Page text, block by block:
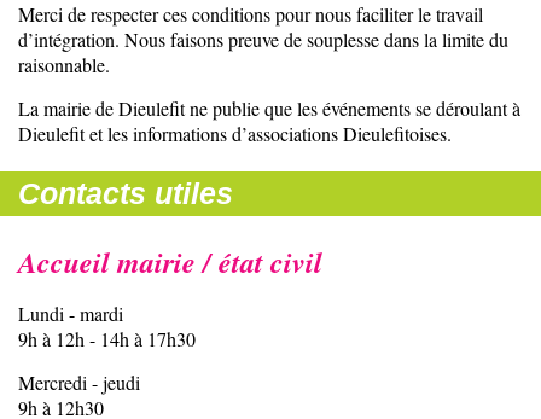
Merci de respecter ces conditions pour nous faciliter le travail
d’intégration. Nous faisons preuve de souplesse dans la limite du
raisonnable.
La mairie de Dieulefit ne publie que les événements se déroulant à
Dieulefit et les informations d’associations Dieulefitoises.
Contacts utiles
Accueil mairie / état civil
Lundi - mardi
9h à 12h - 14h à 17h30
Mercredi - jeudi
9h à 12h30